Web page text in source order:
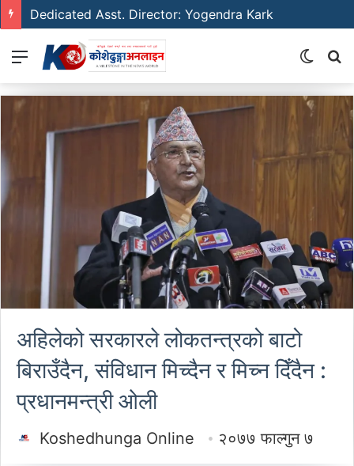
Dedicated Asst. Director: Yogendra Kark
Menu
Switch
अहिलेको सरकारले लोकतन्त्रको बाटो
बिराउँदैन, संविधान मिच्दैन र मिच्न दिँदैन :
प्रधानमन्त्री ओली
Koshedhunga Online २०७७ फाल्गुन ७